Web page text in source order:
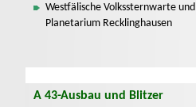
Westfälische Volkssternwarte und
Planetarium Recklinghausen
A 43-Ausbau und Blitzer